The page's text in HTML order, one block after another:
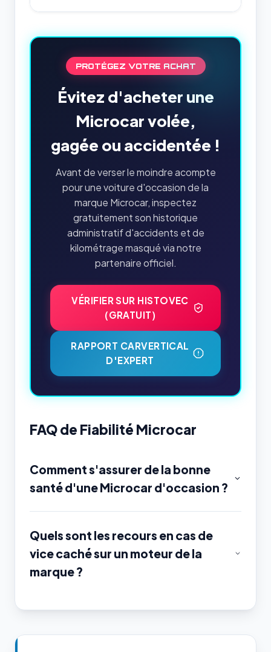
PROTÉGEZ VOTRE ACHAT
Évitez d'acheter une
Microcar volée,
gagée ou accidentée !
Avant de verser le moindre acompte
pour une voiture d'occasion de la
marque Microcar, inspectez
gratuitement son historique
administratif d'accidents et de
kilométrage masqué via notre
partenaire officiel.
VÉRIFIER SUR HISTOVEC
(GRATUIT)
RAPPORT CARVERTICAL
D'EXPERT
FAQ de Fiabilité Microcar
Comment s'assurer de la bonne
santé d'une Microcar d'occasion ?
Quels sont les recours en cas de
vice caché sur un moteur de la
marque ?